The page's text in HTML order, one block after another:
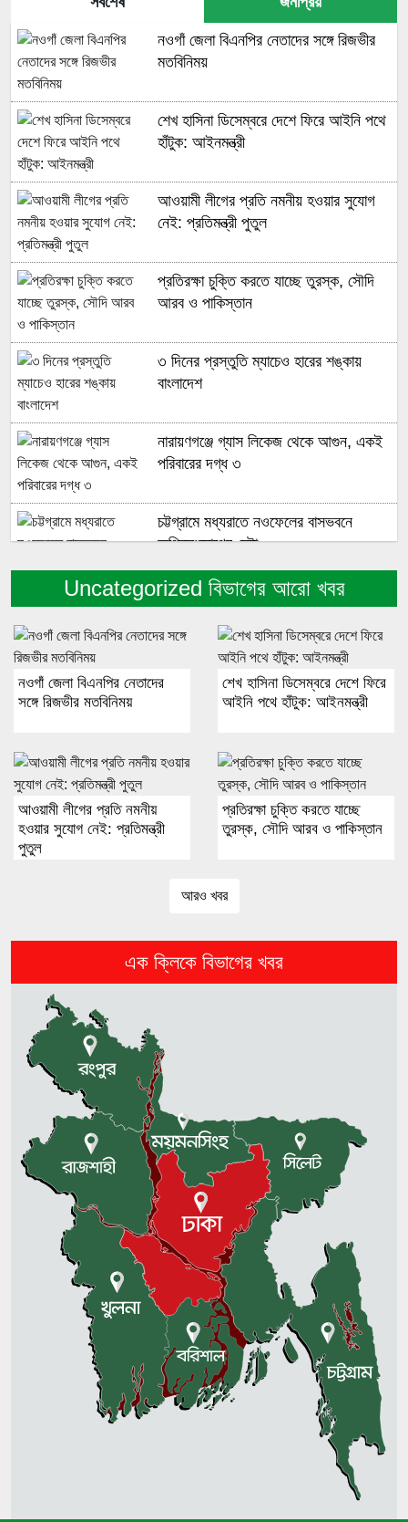
নওগাঁ জেলা বিএনপির নেতাদের সঙ্গে রিজভীর
মতবিনিময়
শেখ হাসিনা ডিসেম্বরে দেশে ফিরে আইনি পথে
হাঁটুক: আইনমন্ত্রী
আওয়ামী লীগের প্রতি নমনীয় হওয়ার সুযোগ
নেই: প্রতিমন্ত্রী পুতুল
প্রতিরক্ষা চুক্তি করতে যাচ্ছে তুরস্ক, সৌদি
আরব ও পাকিস্তান
৩ দিনের প্রস্তুতি ম্যাচেও হারের শঙ্কায়
বাংলাদেশ
নারায়ণগঞ্জে গ্যাস লিকেজ থেকে আগুন, একই
পরিবারের দগ্ধ ৩
চট্টগ্রামে মধ্যরাতে নওফেলের বাসভবনে
অগ্নিসংযোগের চেষ্টা
‘তোমার আত্মাই তোমার সর্বশ্রেষ্ঠ শিল্পকর্ম’
হাসানের দাপুটে বোলিংয়ে ডারউইনে ম্যাচে টিকে
আছে বাংলাদেশ
এনসিপির পরিণতি হবে ফ্রিডম পার্টির মতো: নুর
যমুনায় ভাঙন, বিলীন হচ্ছে বসতভিটা
বিটিভির নতুন মহাপরিচালক কাজী জেসিন
নড়াইলে বিএনপির ৬ নেতার বহিষ্কারাদেশ
প্রত্যাহার
সাতক্ষীরা সীমান্তে সিনথেটিক মাদক ‘কুশ’ জব্দ,
আটক ১
জুলাই গণঅভ্যুত্থানকে বিতর্কিত করার
অপচেষ্টা চলছে: সমাজকল্যাণ প্রতিমন্ত্রী
Uncategorized বিভাগের আরো খবর
নওগাঁ জেলা বিএনপির নেতাদের
সঙ্গে রিজভীর মতবিনিময়
শেখ হাসিনা ডিসেম্বরে দেশে ফিরে
আইনি পথে হাঁটুক: আইনমন্ত্রী
আওয়ামী লীগের প্রতি নমনীয়
হওয়ার সুযোগ নেই: প্রতিমন্ত্রী
পুতুল
প্রতিরক্ষা চুক্তি করতে যাচ্ছে
তুরস্ক, সৌদি আরব ও পাকিস্তান
আরও খবর
এক ক্লিকে বিভাগের খবর